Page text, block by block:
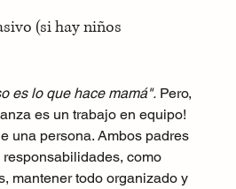
(si hay niños
es lo que hace mamá". Pero,
es un trabajo en equipo!
una persona. Ambos padres
como
mantener todo organizado y